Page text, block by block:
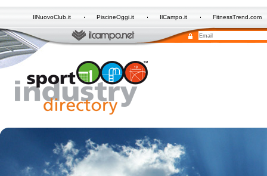
IlNuovoClub.it PiscineOggi.it IlCampo.it FitnessTrend.com